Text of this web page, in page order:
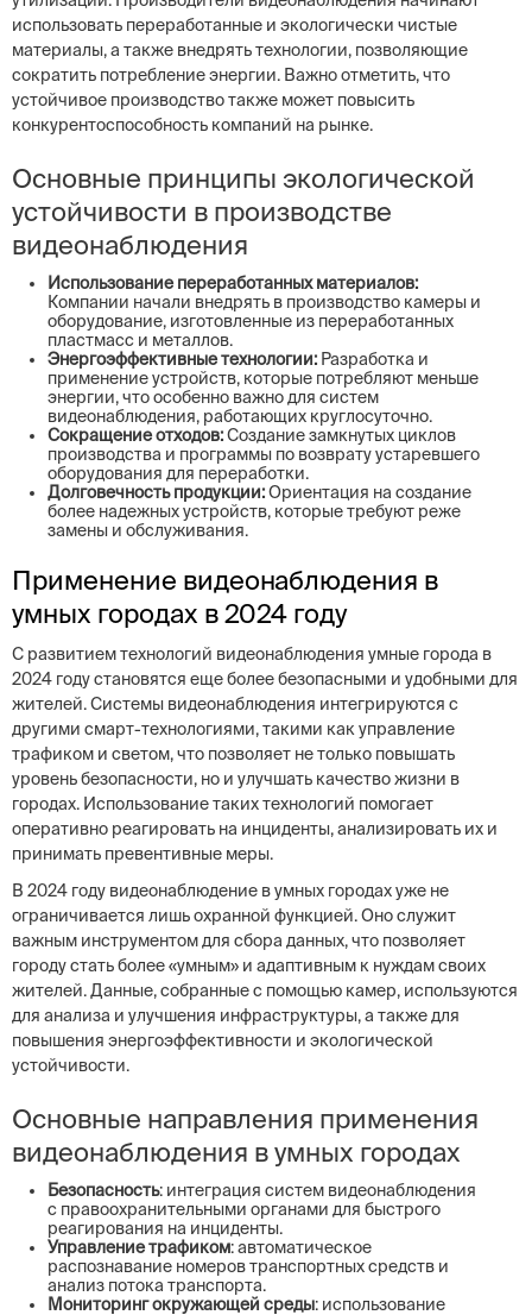
использовать переработанные и экологически чистые
материалы, а также внедрять технологии, позволяющие
сократить потребление энергии. Важно отметить, что
устойчивое производство также может повысить
конкурентоспособность компаний на рынке.
Основные принципы экологической
устойчивости в производстве
видеонаблюдения
Использование переработанных материалов:
Компании начали внедрять в производство камеры и
оборудование, изготовленные из переработанных
пластмасс и металлов.
Энергоэффективные технологии: Разработка и
применение устройств, которые потребляют меньше
энергии, что особенно важно для систем
видеонаблюдения, работающих круглосуточно.
Сокращение отходов:Создание замкнутых циклов
производства и программы по возврату устаревшего
оборудования для переработки.
Долговечность продукции:Ориентация на создание
более надежных устройств, которые требуют реже
замены и обслуживания.
Применение видеонаблюдения в
умных городах в 2024 году
С развитием технологий видеонаблюдения умные города в
2024 году становятся еще более безопасными и удобными для
жителей. Системы видеонаблюдения интегрируются с
другими смарт-технологиями, такими как управление
трафиком и светом, что позволяет не только повышать
уровень безопасности, но и улучшать качество жизни в
городах. Использование таких технологий помогает
оперативно реагировать на инциденты, анализировать их и
принимать превентивные меры.
В 2024 году видеонаблюдение в умных городах уже не
ограничивается лишь охранной функцией. Оно служит
важным инструментом для сбора данных, что позволяет
городу стать более «умным» и адаптивным к нуждам своих
жителей. Данные, собранные с помощью камер, используются
для анализа и улучшения инфраструктуры, а также для
повышения энергоэффективности и экологической
устойчивости.
Основные направления применения
видеонаблюдения в умных городах
Безопасность: интеграция систем видеонаблюдения
с правоохранительными органами для быстрого
реагирования на инциденты.
Управление трафиком: автоматическое
распознавание номеров транспортных средств и
анализ потока транспорта.
Мониторинг окружающей среды: использование